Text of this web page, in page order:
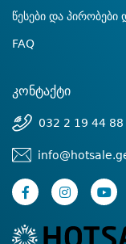
წესები და
FAQ
კონტაქტი
032 2 19 44 88